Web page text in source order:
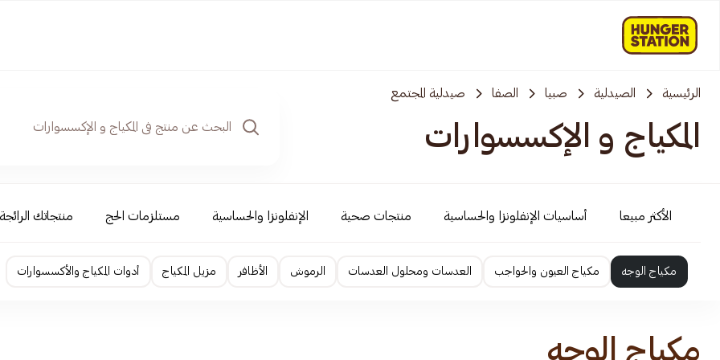
الرئيسية الصيدلية صبيا الصفا صيدلية المجتمع
المكياج و الإكسسوارات
الأكثر مبيعا أساسيات الإنفلونزا والحساسية منتجات صحية الإنفلونزا والحساسية مستلزمات الحج منتجاتك الرائجة
مكياج الوجه مكياج العيون والحواجب العدسات ومحلول العدسات الرموش الأظافر مزيل المكياج أدوات المكياج والأكسسوارات
مكياج الوجه